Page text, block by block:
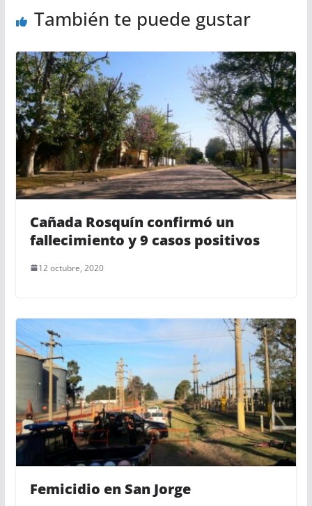
También te puede gustar
Cañada Rosquín confirmó un
fallecimiento y 9 casos positivos
12 octubre, 2020
Femicidio en San Jorge